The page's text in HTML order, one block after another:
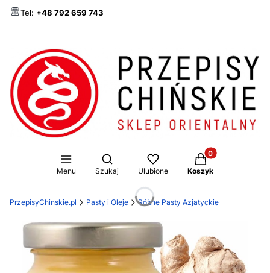
Tel: +48 792 659 743
Menu
Otwórz wyszukiwarkę
Szukaj Ulubione
Produkty w
Koszyk
PrzepisyChinskie.pl Pasty i Oleje Różne Pasty Azjatyckie